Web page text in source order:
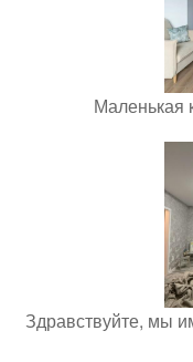
Маленькая
Здравствуйте, мы